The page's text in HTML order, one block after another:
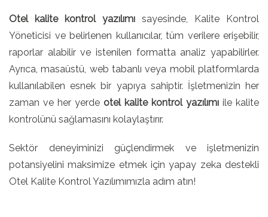
Otel kalite kontrol yazılımı sayesinde, Kalite Kontrol
Yöneticisi ve belirlenen kullanıcılar, tüm verilere erişebilir,
raporlar alabilir ve istenilen formatta analiz yapabilirler.
Ayrıca, masaüstü, web tabanlı veya mobil platformlarda
kullanılabilen esnek bir yapıya sahiptir. İşletmenizin her
zaman ve her yerde otel kalite kontrol yazılımı ile kalite
kontrolünü sağlamasını kolaylaştırır.
Sektör deneyiminizi güçlendirmek ve işletmenizin
potansiyelini maksimize etmek için yapay zeka destekli
Otel Kalite Kontrol Yazılımımızla adım atın!